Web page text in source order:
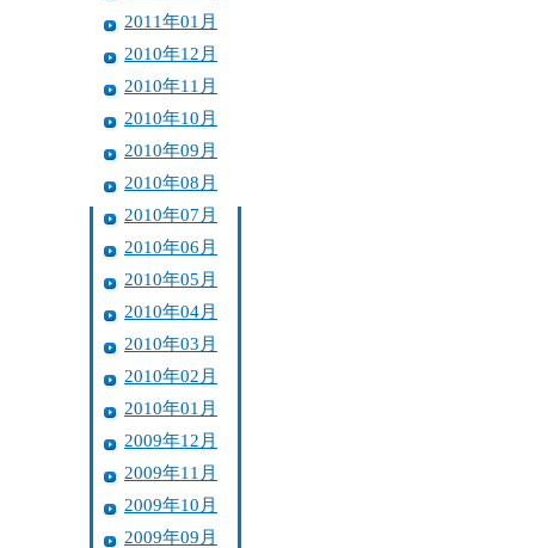
2011年01月
2010年12月
2010年11月
2010年10月
2010年09月
2010年08月
2010年07月
2010年06月
2010年05月
2010年04月
2010年03月
2010年02月
2010年01月
2009年12月
2009年11月
2009年10月
2009年09月